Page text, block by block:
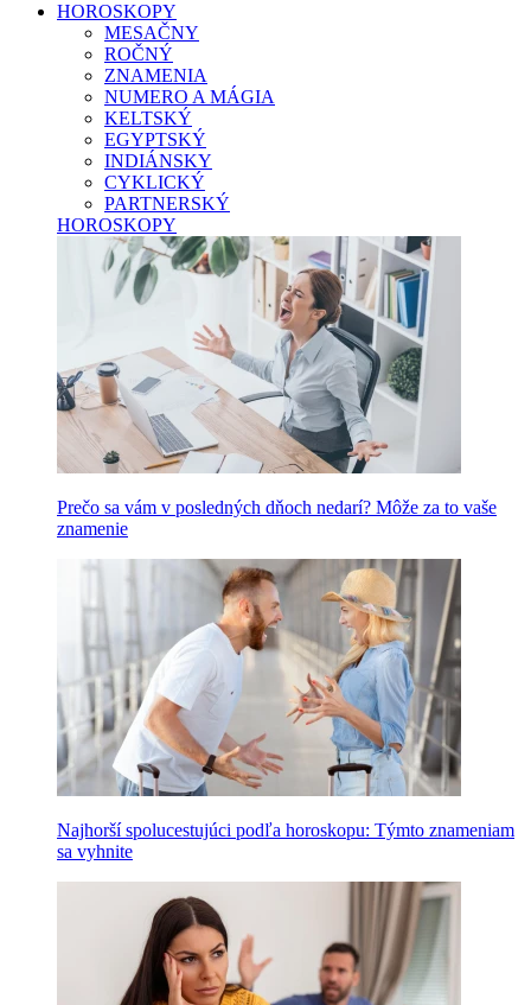
HOROSKOPY
MESAČNY
ROČNÝ
ZNAMENIA
NUMERO A MÁGIA
KELTSKÝ
EGYPTSKÝ
INDIÁNSKY
CYKLICKÝ
PARTNERSKÝ
HOROSKOPY
Prečo sa vám v posledných dňoch nedarí? Môže za to vaše
znamenie
Najhorší spolucestujúci podľa horoskopu: Týmto znameniam
sa vyhnite